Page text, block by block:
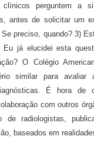
perguntem a
antes de solicitar um
preciso, quando? 3)
Eu já elucidei esta
O Colégio
similar para avaliar
É hora de
com outros
de radiologistas,
baseados em